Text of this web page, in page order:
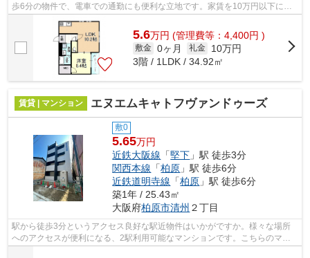
歩6分の物件で、電車での通勤にも便利な立地です。家賃を10万円以下に抑
5.6万円 (管理費等：4,400円 )
敷金 0ヶ月 礼金
10万円
3階 / 1LDK / 34.92㎡
賃貸 | マンション エヌエムキャトフヴァンドゥーズ
敷0
5.65万円
近鉄大阪線 「堅下 」駅 徒歩3分
関西本線 「柏原 」駅 徒歩6分
近鉄道明寺線 「柏原 」駅 徒歩6分
築1年 / 25.43㎡
大阪府柏原市清州 ２丁目
駅から徒歩3分というアクセス良好な駅近物件はいかがですか。様々な場所
へのアクセスが便利になる、2駅利用可能なマンションです。こちらのマン
ションの家賃は5.65万です。「エヌエム...